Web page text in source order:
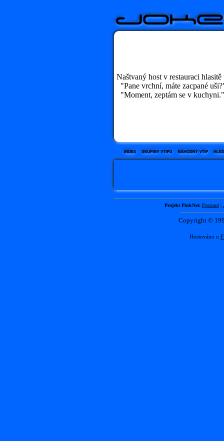
Naštvaný host v restauraci
"Pane vrchní, máte zacpané
"Moment, zeptám se v kuchyni."
Projekt PinkNet: Postcard|
Copyright ©
Hostováno u